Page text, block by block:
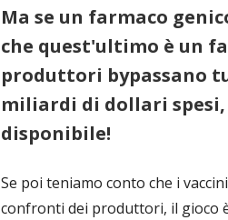
Ma se un farmaco
che quest'ultimo è un
produttori bypassano
miliardi di dollari
disponibile!
Se poi teniamo conto che i
confronti dei produttori, il gioco